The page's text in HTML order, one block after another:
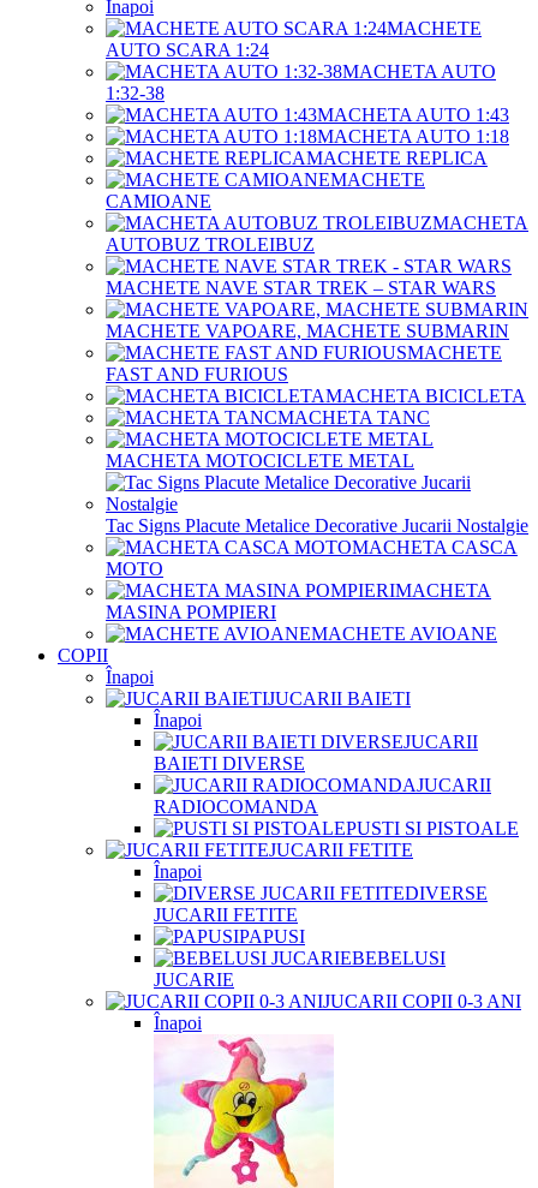
Înapoi
MACHETE
AUTO SCARA 1:24
MACHETA AUTO
1:32-38
MACHETA AUTO 1:43
MACHETA AUTO 1:18
MACHETE REPLICA
MACHETE
CAMIOANE
MACHETA
AUTOBUZ TROLEIBUZ
MACHETE NAVE STAR TREK – STAR WARS
MACHETE VAPOARE, MACHETE SUBMARIN
MACHETE
FAST AND FURIOUS
MACHETA BICICLETA
MACHETA TANC
MACHETA MOTOCICLETE METAL
Tac Signs Placute Metalice Decorative Jucarii Nostalgie
MACHETA CASCA
MOTO
MACHETA
MASINA POMPIERI
MACHETE AVIOANE
COPII
Înapoi
JUCARII BAIETI
Înapoi
JUCARII
BAIETI DIVERSE
JUCARII
RADIOCOMANDA
PUSTI SI PISTOALE
JUCARII FETITE
Înapoi
DIVERSE
JUCARII FETITE
PAPUSI
BEBELUSI
JUCARIE
JUCARII COPII 0-3 ANI
Înapoi